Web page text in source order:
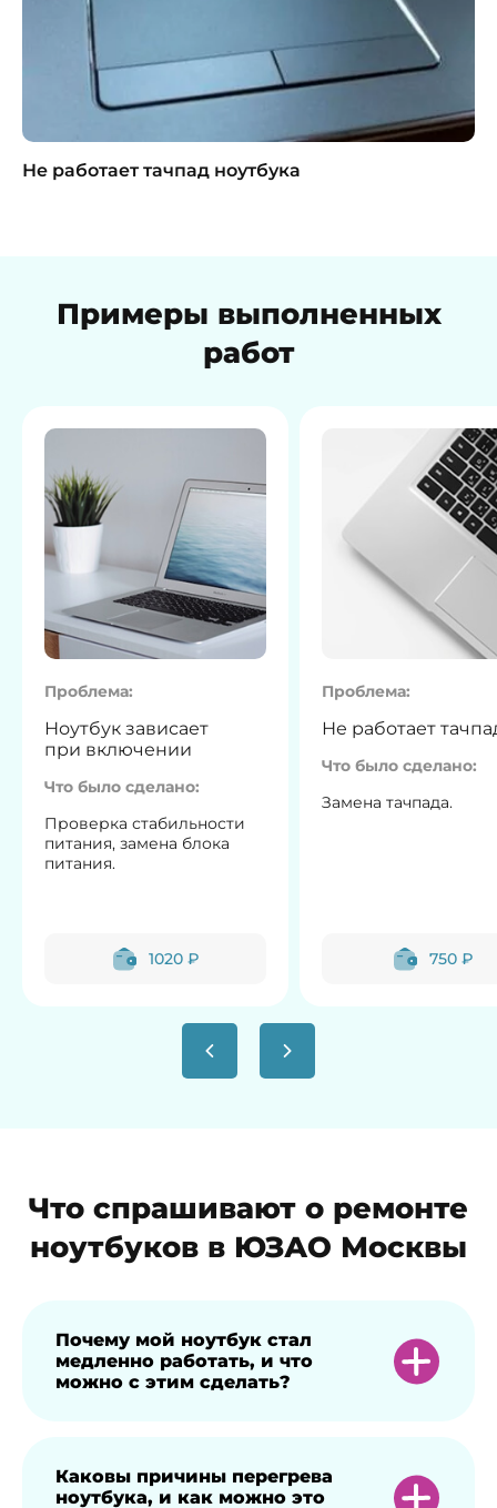
Не работает тачпад ноутбука
Примеры выполненных
работ
Проблема:
Ноутбук зависает
при включении
Что было сделано:
Проверка стабильности
питания, замена блока
питания.
1020 ₽
Проблема:
Не работает
Что было сделано:
Замена тачпада.
750 ₽
Что спрашивают о ремонте
ноутбуков в ЮЗАО Москвы
Почему мой ноутбук стал
медленно работать, и что
можно с этим сделать?
Ноутбук работает медленно по разным
Каковы причины перегрева
ноутбука, и как можно это